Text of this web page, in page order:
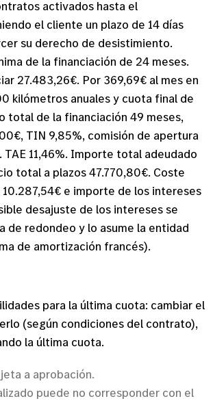
activados hasta el
el cliente un plazo de 14 días
su derecho de desistimiento.
de la financiación de 24 meses.
27.483,26€. Por 369,69€ al mes en
kilómetros anuales y cuota final de
total de la financiación 49 meses,
TIN 9,85%, comisión de apertura
TAE 11,46%. Importe total adeudado
total a plazos 47.770,80€. Coste
e importe de los intereses
desajuste de los intereses se
de redondeo y lo asume la entidad
de amortización francés).
para la última cuota: cambiar el
(según condiciones del contrato),
la última cuota.
a aprobación.
puede no corresponder con el